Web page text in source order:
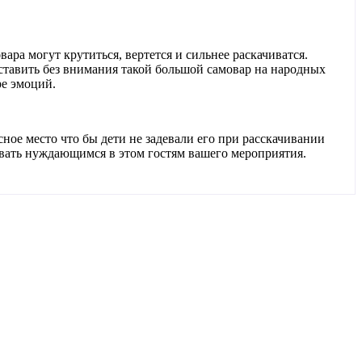
могут крутиться, вертется и сильнее раскачиватся.
без внимания такой большой самовар на народных
эмоций.
место что бы дети не задевали его при расскачивании
нуждающимся в этом гостям вашего мероприятия.